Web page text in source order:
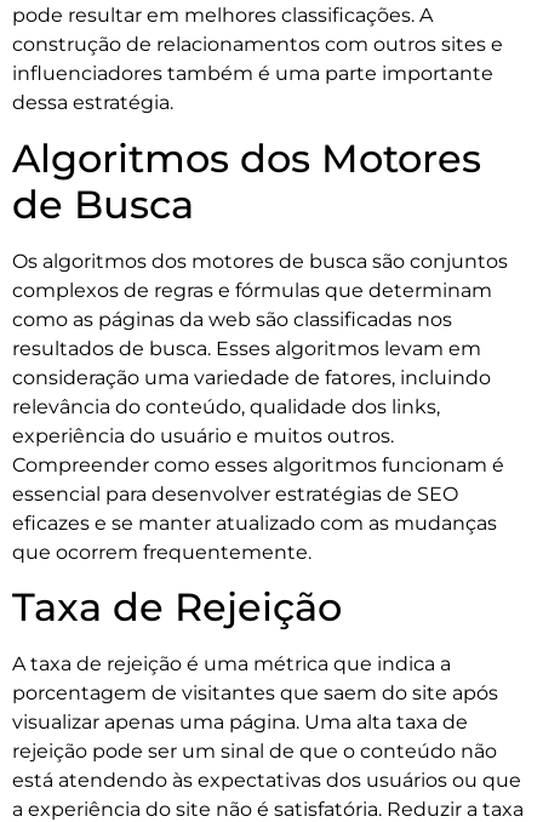
pode resultar em melhores classificações. A
construção de relacionamentos com outros sites e
influenciadores também é uma parte importante
dessa estratégia.
Algoritmos dos Motores
de Busca
Os algoritmos dos motores de busca são conjuntos
complexos de regras e fórmulas que determinam
como as páginas da web são classificadas nos
resultados de busca. Esses algoritmos levam em
consideração uma variedade de fatores, incluindo
relevância do conteúdo, qualidade dos links,
experiência do usuário e muitos outros.
Compreender como esses algoritmos funcionam é
essencial para desenvolver estratégias de SEO
eficazes e se manter atualizado com as mudanças
que ocorrem frequentemente.
Taxa de Rejeição
A taxa de rejeição é uma métrica que indica a
porcentagem de visitantes que saem do site após
visualizar apenas uma página. Uma alta taxa de
rejeição pode ser um sinal de que o conteúdo não
está atendendo às expectativas dos usuários ou que
a experiência do site não é satisfatória. Reduzir a taxa